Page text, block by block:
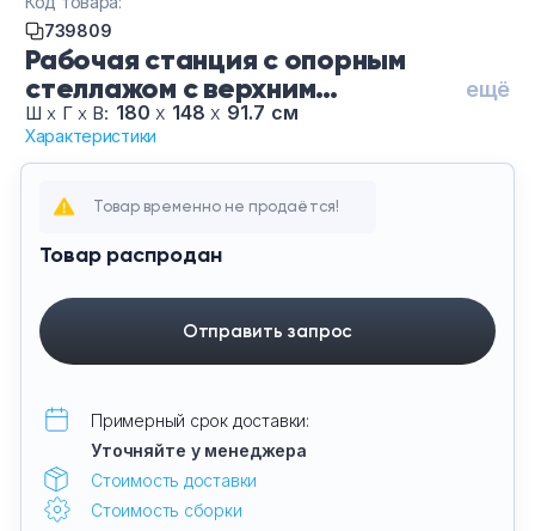
Рабочая станция с опорным
стеллажом с верхним
горизонтом CN.DRS-207-Ду
Винченцо Белый-Бе, цвет Дуб
Винченцо - Белый, цвет опор
Белые
ещё
Шх Г х В: 180х 148х 91.7 см
Характеристики
739809
Товар временно не продаётся!
Товар распродан
Отправить запрос
Примерный срок доставки:
Уточняйте у менеджера
Стоимость доставки
Стоимость сборки
Офисные шкафы
Офисные диваны
Сейфы и металлическая мебель
Обеденная зона
Искусственные растения